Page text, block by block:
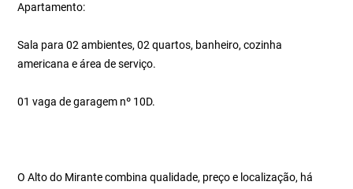
Apartamento:
Sala para 02 ambientes, 02 quartos, banheiro, cozinha
americana e área de serviço.
01 vaga de garagem nº 10D.
O Alto do Mirante combina qualidade, preço e localização, há